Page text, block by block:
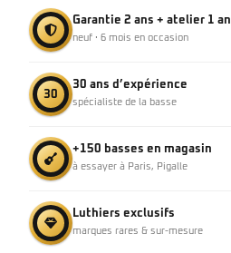
Garantie 2 ans + atelier 1 an
neuf · 6 mois en occasion
30
30 ans d’expérience
spécialiste de la basse
+150 basses en magasin
à essayer à Paris, Pigalle
Luthiers exclusifs
marques rares & sur-mesure